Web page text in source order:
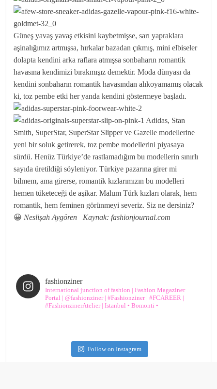
Güneş yavaş yavaş etkisini kaybetmişse, sarı yapraklara
aşinalığımız artmışsa, hırkalar bazadan çıkmış, mini elbiseler
dolapta kendini arka raflara atmışsa sonbaharın romantik
havasına kendimizi bırakmışız demektir. Moda dünyası da
kendini sonbaharın romantik havasından alıkoyamamış olacak
ki, toz pembe etki her yanda kendini göstermeye başladı.
Adidas, Stan
Smith, SuperStar, SuperStar Slipper ve Gazelle modellerine
yeni bir soluk getirerek, toz pembe modellerini piyasaya
sürdü. Henüz Türkiye’de rastlamadığım bu modellerin sınırlı
sayıda üretildiği söyleniyor. Türkiye pazarına girer mi
bilmem, ama girerse, romantik kızlarımızın bu modelleri
hemen tüketeceği de aşikar. Malum Türk kızları olarak, hem
romantik, hem feminen görünmeyi severiz. Siz ne dersiniz?
😀 Neslişah Aygören Kaynak: fashionjournal.com
fashionziner
International junction of fashion | Fashion Magaziner
Portal | @fashionziner | #Fashionziner | #FCAREER |
#FashionzinerAtelier | Istanbul • Bomonti •
Follow on Instagram